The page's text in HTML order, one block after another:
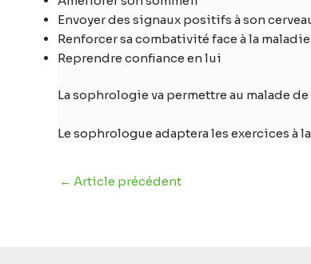
Envoyer des signaux positifs à son
Renforcer sa combativité face à la maladie
Reprendre confiance en lui
La sophrologie va permettre au malade
Le sophrologue adaptera les exercices à
← Article précédent